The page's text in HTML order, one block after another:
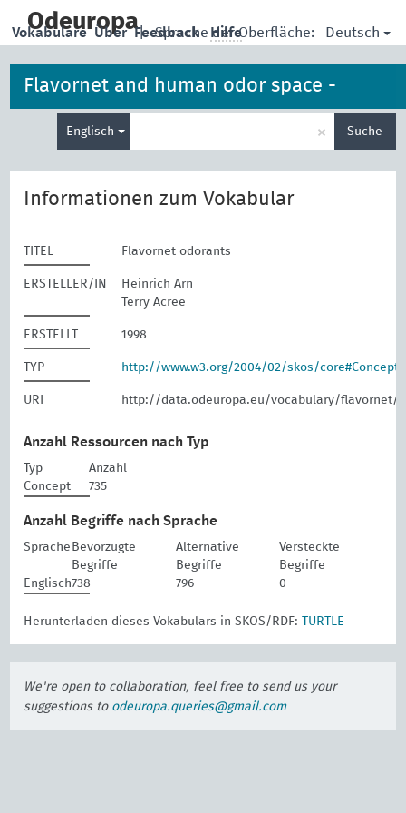
main
Odeuropa| Sprache der Oberfläche: Deutsch
Vokabulare Über Feedback Hilfe
Flavornet and human odor space -
odorants
Englisch × Suche
Informationen zum Vokabular
TITEL Flavornet odorants
ERSTELLER/IN
Heinrich Arn
Terry Acree
ERSTELLT 1998
TYP http://www.w3.org/2004/02/skos/
URI http://data.odeuropa.eu/vocabulary/flavornet/
Anzahl Ressourcen nach Typ
Typ
Anzahl
Concept
735
Anzahl Begriffe nach Sprache
Sprache Bevorzugte
Begriffe
Alternative
Begriffe
Versteckte
Begriffe
Englisch738 796 0
Herunterladen dieses Vokabulars in SKOS/RDF: TURTLE
We're open to collaboration, feel free to send us your
suggestions to odeuropa.queries@gmail.com